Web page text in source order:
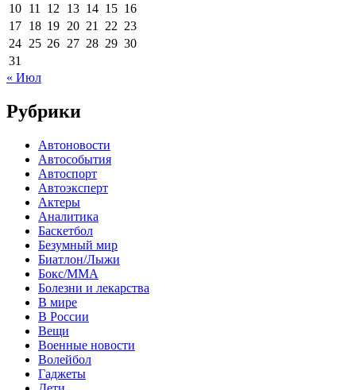
10 11 12 13 14 15 16
17 18 19 20 21 22 23
24 25 26 27 28 29 30
31
« Июл
Рубрики
Автоновости
Автособытия
Автоспорт
Автоэксперт
Актеры
Аналитика
Баскетбол
Безумный мир
Биатлон/Лыжи
Бокс/MMA
Болезни и лекарства
В мире
В России
Вещи
Военные новости
Волейбол
Гаджеты